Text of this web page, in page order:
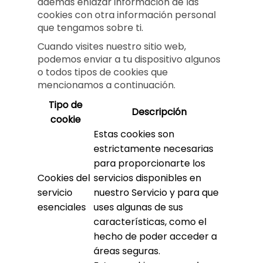
cookies con otra información personal
que tengamos sobre ti.
Cuando visites nuestro sitio web,
podemos enviar a tu dispositivo algunos
o todos tipos de cookies que
mencionamos a continuación.
Tipo de
cookie
Descripción
Cookies del
servicio
esenciales
Estas cookies son
estrictamente necesarias
para proporcionarte los
servicios disponibles en
nuestro Servicio y para que
uses algunas de sus
características, como el
hecho de poder acceder a
áreas seguras.